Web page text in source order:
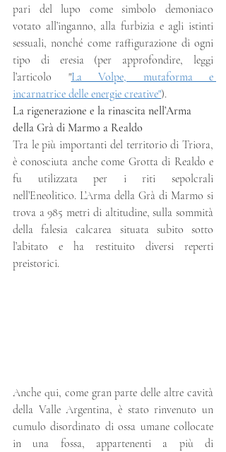
pari del lupo come simbolo demoniaco
votato all’inganno, alla furbizia e agli istinti
sessuali, nonché come raffigurazione di ogni
tipo di eresia (per approfondire, leggi
l’articolo "La Volpe, mutaforma e
incarnatrice delle energie creative").
La rigenerazione e la rinascita nell’Arma
della Grà di Marmo a Realdo
Tra le più importanti del territorio di Triora,
è conosciuta anche come Grotta di Realdo e
fu utilizzata per i riti sepolcrali
nell’Eneolitico. L’Arma della Grà di Marmo si
trova a 985 metri di altitudine, sulla sommità
della falesia calcarea situata subito sotto
l’abitato e ha restituito diversi reperti
preistorici.
Anche qui, come gran parte delle altre cavità
della Valle Argentina, è stato rinvenuto un
cumulo disordinato di ossa umane collocate
in una fossa, appartenenti a più di